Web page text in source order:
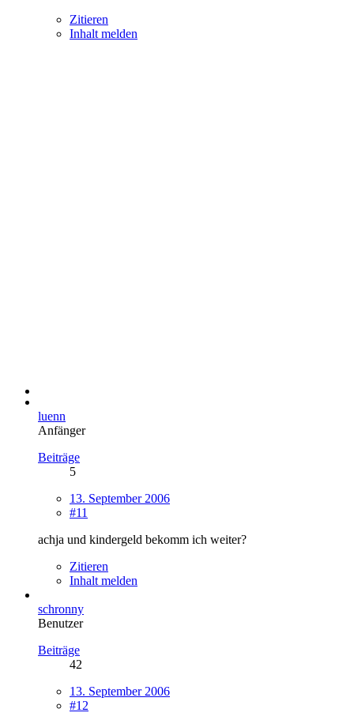
Zitieren
Inhalt melden
luenn
Anfänger
Beiträge
5
13. September 2006
#11
achja und kindergeld bekomm ich weiter?
Zitieren
Inhalt melden
schronny
Benutzer
Beiträge
42
13. September 2006
#12